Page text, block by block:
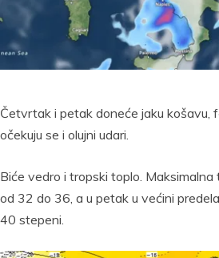
Četvrtak i petak doneće jaku košavu,
očekuju se i olujni udari.
Biće vedro i tropski toplo.
od 32 do 36, a u petak u većini
40 stepeni.